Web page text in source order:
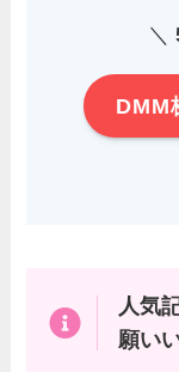
＼
DMM
人気
願い